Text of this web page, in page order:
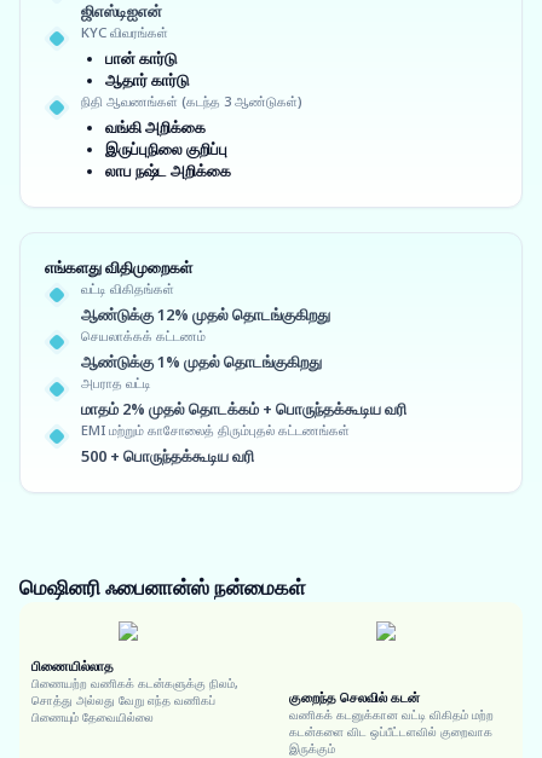
ஜிஎஸ்டிஐஎன்
KYC விவரங்கள்
பான் கார்டு
ஆதார் கார்டு
நிதி ஆவணங்கள் (கடந்த 3 ஆண்டுகள்)
வங்கி அறிக்கை
இருப்புநிலை குறிப்பு
லாப நஷ்ட அறிக்கை
எங்களது விதிமுறைகள்
வட்டி விகிதங்கள்
ஆண்டுக்கு 12% முதல் தொடங்குகிறது
செயலாக்கக் கட்டணம்
ஆண்டுக்கு 1% முதல் தொடங்குகிறது
அபராத வட்டி
மாதம் 2% முதல் தொடக்கம் + பொருந்தக்கூடிய வரி
EMI மற்றும் காசோலைத் திரும்புதல் கட்டணங்கள்
500 + பொருந்தக்கூடிய வரி
மெஷினரி ஃபைனான்ஸ்நன்மைகள்
பிணையில்லாத
பிணையற்ற வணிகக் கடன்களுக்கு நிலம்,
சொத்து அல்லது வேறு எந்த வணிகப்
பிணையும் தேவையில்லை
குறைந்த செலவில் கடன்
வணிகக் கடனுக்கான வட்டி விகிதம் மற்ற
கடன்களை விட ஒப்பீட்டளவில் குறைவாக
இருக்கும்